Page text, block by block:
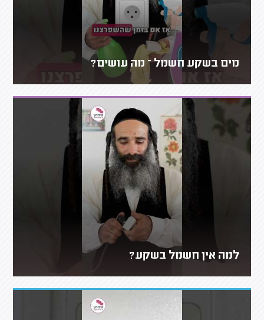
מים בשקע חשמל – מה עושים?
למה אין חשמל בשקע?